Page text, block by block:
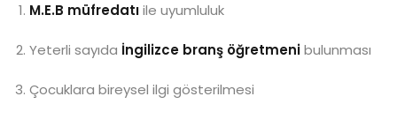
M.E.B müfredatıile uyumluluk
Yeterli sayıda İngilizce branş öğretmenibulunması
Çocuklara bireysel ilgi gösterilmesi